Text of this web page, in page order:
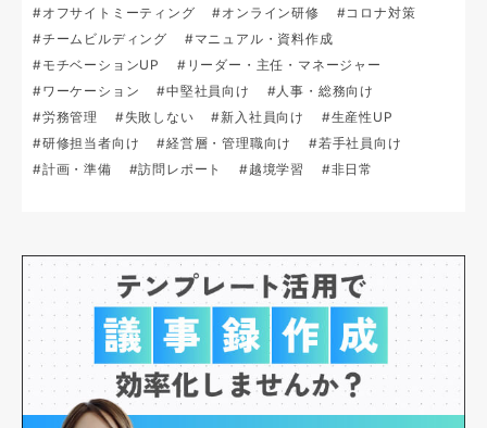
#オフサイトミーティング
#オンライン研修
#コロナ対策
#チームビルディング
#マニュアル・資料作成
#モチベーションUP
#リーダー・主任・マネージャー
#ワーケーション
#中堅社員向け
#人事・総務向け
#労務管理
#失敗しない #新入社員向け
#生産性UP
#研修担当者向け
#経営層・管理職向け
#若手社員向け
#計画・準備
#訪問レポート #越境学習 #非日常